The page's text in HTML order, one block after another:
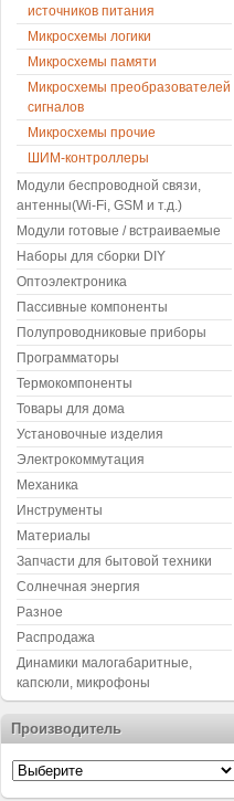
источников питания
Микросхемы логики
Микросхемы памяти
Микросхемы преобразователей
сигналов
Микросхемы прочие
ШИМ-контроллеры
Модули беспроводной связи,
антенны(Wi-Fi, GSM и т.д.)
Модули готовые / встраиваемые
Наборы для сборки DIY
Оптоэлектроника
Пассивные компоненты
Полупроводниковые приборы
Программаторы
Термокомпоненты
Товары для дома
Установочные изделия
Электрокоммутация
Механика
Инструменты
Материалы
Запчасти для бытовой техники
Солнечная энергия
Разное
Распродажа
Динамики малогабаритные,
капсюли, микрофоны
Производитель